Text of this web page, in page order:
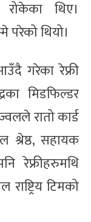
थिए।
परेको थियो।
गरेका रेफ्री
मिडफिल्डर
रातो कार्ड
श्रेष्ठ, सहायक
रेफ्रीहरुमथि
टिमको